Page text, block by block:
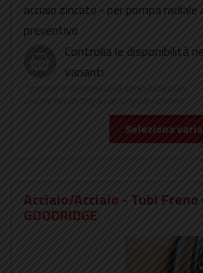
acciaio zincato - per pompa
preventivo
Controlla le disponibilità
varianti
* prezzo e disponibilità sono indicativi,
vedere nel dettaglio le singole varianti
Seleziona
Acciaio/Acciaio - Tubi
GOODRIDGE